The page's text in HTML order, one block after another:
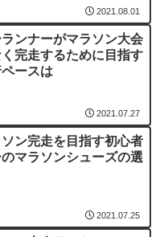
2021.08.01
ランナーがマラソン大会
完走するために目指す
ースは
2021.07.27
ン完走を目指す初心者
マラソンシューズの選
2021.07.25